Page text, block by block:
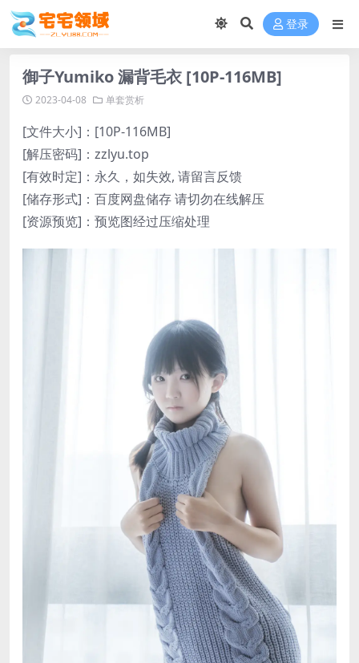
登录
御子Yumiko 漏背毛衣 [10P-116MB]
2023-04-08 单套赏析
[文件大小]：[10P-116MB]
[解压密码]：zzlyu.top
[有效时定]：永久，如失效, 请留言反馈
[储存形式]：百度网盘储存 请切勿在线解压
[资源预览]：预览图经过压缩处理